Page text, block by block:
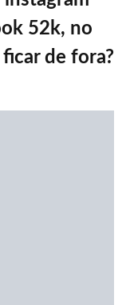
52k, no
de fora?